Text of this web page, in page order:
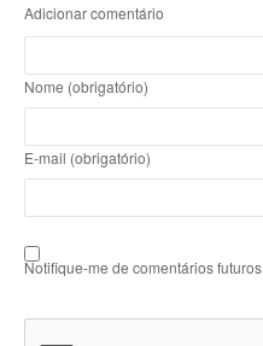
Adicionar comentário
Nome (obrigatório)
E-mail (obrigatório)
Notifique-me de comentários futuros